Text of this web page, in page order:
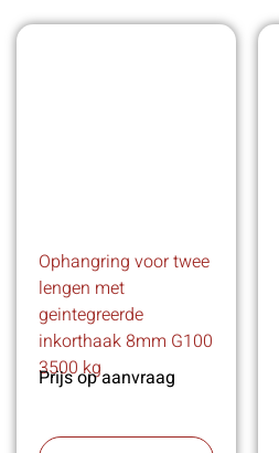
Ophangring voor twee
lengen met
geintegreerde
inkorthaak 8mm G100
3500 kg
Prijs op aanvraag